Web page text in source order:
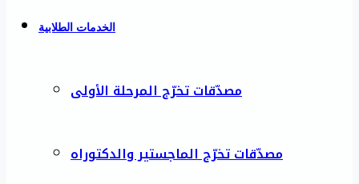
الخدمات الطلابية
مصدّقات تخرّج المرحلة الأولى
مصدّقات تخرّج الماجستير والدكتوراه